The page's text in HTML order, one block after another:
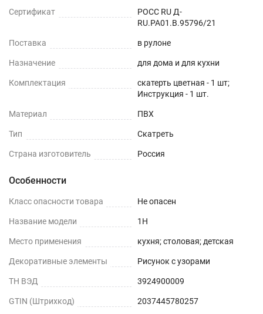
Сертификат
РОСС RU Д-
RU.РА01.В.95796/21
Поставка в рулоне
Назначение для дома и для кухни
Комплектация
скатерть цветная - 1 шт;
Инструкция - 1 шт.
Материал ПВХ
Тип Скатреть
Страна изготовитель Россия
Особенности
Класс опасности товара Не опасен
Название модели 1H
Место применения кухня; столовая; детская
Декоративные элементы Рисунок с узорами
ТН ВЭД 3924900009
GTIN (Штрихкод) 2037445780257